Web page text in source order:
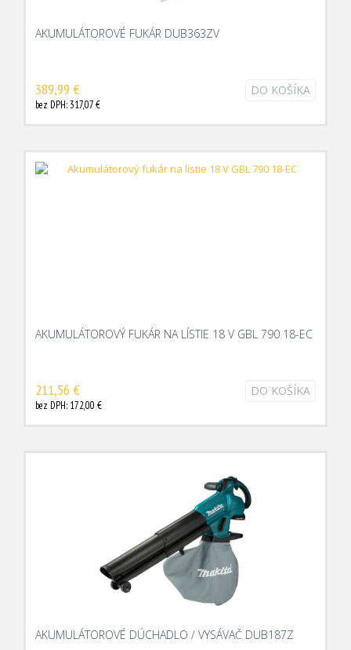
AKUMULÁTOROVÉ FUKÁR DUB363ZV
389,99 €
bez DPH: 317,07 €
DO KOŠÍKA
AKUMULÁTOROVÝ FUKÁR NA LÍSTIE 18 V GBL 790 18-EC
211,56 €
bez DPH: 172,00 €
DO KOŠÍKA
AKUMULÁTOROVÉ DÚCHADLO / VYSÁVAČ DUB187Z